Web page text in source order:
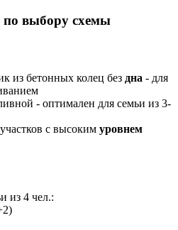
по выбору схемы
из бетонных колец без дна - для
- оптимален для семьи из 3-
с высоким уровнем
из 4 чел.: